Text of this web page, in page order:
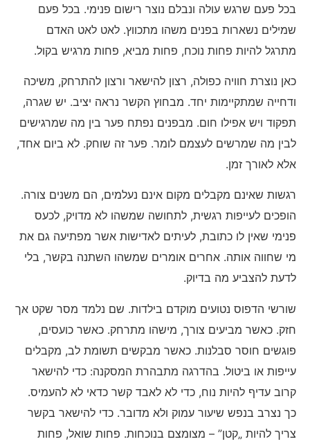
בכל פעם שרגש עולה ונבלם נוצר רישום פנימי. בכל פעם
שמילים נשארות בפנים משהו מתכווץ. לאט לאט האדם
מתרגל להיות פחות נוכח, פחות מביא, פחות מרגיש בקול.
כאן נוצרת חוויה כפולה, רצון להישאר ורצון להתרחק, משיכה
ודחייה שמתקיימות יחד. מבחוץ הקשר נראה יציב. יש שגרה,
תפקוד ויש אפילו חום. מבפנים נפתח פער בין מה שמרגישים
לבין מה שמרשים לעצמם לומר. פער זה שוחק. לא ביום אחד,
אלא לאורך זמן.
רגשות שאינם מקבלים מקום אינם נעלמים, הם משנים צורה.
הופכים לעייפות רגשית, לתחושה שמשהו לא מדויק, לכעס
פנימי שאין לו כתובת, לעיתים לאדישות אשר מפתיעה גם את
מי שחווה אותה. אחרים אומרים שמשהו השתנה בקשר, בלי
לדעת להצביע מה בדיוק.
שורשי הדפוס נטועים מוקדם בילדות. שם נלמד מסר שקט אך
חזק. כאשר מביעים צורך, מישהו מתרחק. כאשר כועסים,
פוגשים חוסר סבלנות. כאשר מבקשים תשומת לב, מקבלים
עייפות או ביטול. בהדרגה מתבהרת המסקנה: כדי להישאר
קרוב עדיף להיות נוח, כדי לא לאבד קשר כדאי לא להעמיס.
כך נצרב בנפש שיעור עמוק ולא מדובר. כדי להישאר בקשר
צריך להיות „קטן” – מצומצם בנוכחות. פחות שואל, פחות